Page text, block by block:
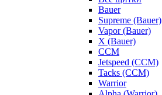
Bauer
Supreme (Bauer)
Vapor (Bauer)
X (Bauer)
CCM
Jetspeed (CCM)
Tacks (CCM)
Warrior